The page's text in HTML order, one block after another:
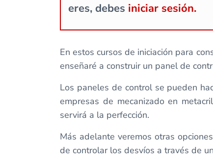
eres, debes iniciar sesión.
En estos cursos de iniciación para
enseñaré a construir un panel de
Los paneles de control se pueden
empresas de mecanizado en
servirá a la perfección.
Más adelante veremos otras
de controlar los desvíos a través de